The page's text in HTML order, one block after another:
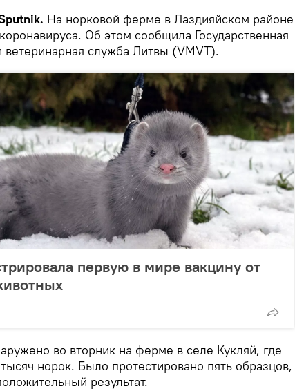
На норковой ферме в Лаздияйском районе
Об этом сообщила Государственная
ветеринарная служба Литвы (VMVT).
первую в мире вакцину от
во вторник на ферме в селе Кукляй, где
норок. Было протестировано пять образцов,
результат.